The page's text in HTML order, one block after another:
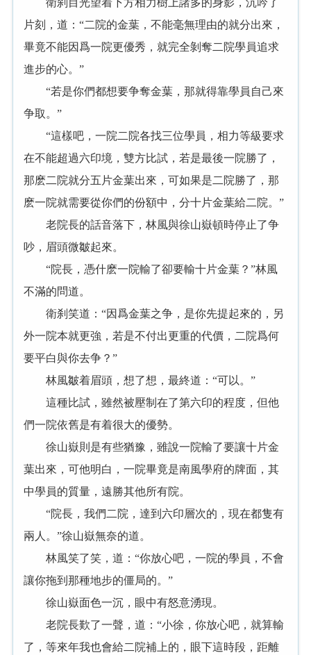
衛刹目光望着下方相力樹上諸多的身影，沉吟了
片刻，道：“二院的金葉，不能毫無理由的就分出來，
畢竟不能因爲一院更優秀，就完全剝奪二院學員追求
進步的心。”
“若是你們都想要争奪金葉，那就得靠學員自己來
争取。”
“這樣吧，一院二院各找三位學員，相力等級要求
在不能超過六印境，雙方比試，若是最後一院勝了，
那麽二院就分五片金葉出來，可如果是二院勝了，那
麽一院就需要從你們的份額中，分十片金葉給二院。”
老院長的話音落下，林風與徐山嶽頓時停止了争
吵，眉頭微皺起來。
“院長，憑什麽一院輸了卻要輸十片金葉？”林風
不滿的問道。
衛刹笑道：“因爲金葉之争，是你先提起來的，另
外一院本就更強，若是不付出更重的代價，二院爲何
要平白與你去争？”
林風皺着眉頭，想了想，最終道：“可以。”
這種比試，雖然被壓制在了第六印的程度，但他
們一院依舊是有着很大的優勢。
徐山嶽則是有些猶豫，雖說一院輸了要讓十片金
葉出來，可他明白，一院畢竟是南風學府的牌面，其
中學員的質量，遠勝其他所有院。
“院長，我們二院，達到六印層次的，現在都隻有
兩人。”徐山嶽無奈的道。
林風笑了笑，道：“你放心吧，一院的學員，不會
讓你拖到那種地步的僵局的。”
徐山嶽面色一沉，眼中有怒意湧現。
老院長歎了一聲，道：“小徐，你放心吧，就算輸
了，等來年我也會給二院補上的，眼下這時段，距離